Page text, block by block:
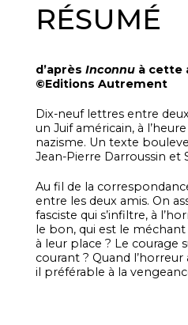
RÉSUMÉ
d’après Inconnu à cette
©Editions Autrement
Dix-neuf lettres entre
un Juif américain, à
nazisme. Un texte
Jean-Pierre Darroussin et
Au fil de la
entre les deux amis. On
fasciste qui s’infiltre, à
le bon, qui est le méchant
à leur place ? Le courage
courant ? Quand
il préférable à la